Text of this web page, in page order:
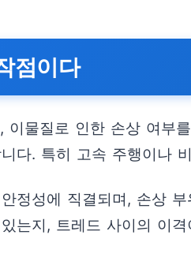
점이다
물질로 인한 손상 여부
다. 특히 고속 주행이나
정성에 직결되며, 손상
는지, 트레드 사이의 이